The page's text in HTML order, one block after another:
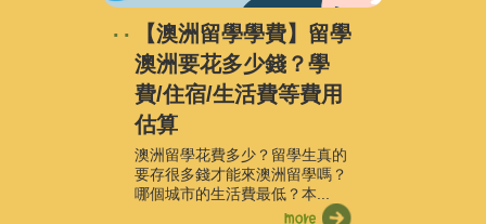
【澳洲留學學費】留學
澳洲要花多少錢？學
費/住宿/生活費等費用
估算
澳洲留學花費多少？留學生真的
要存很多錢才能來澳洲留學嗎？
哪個城市的生活費最低？本...